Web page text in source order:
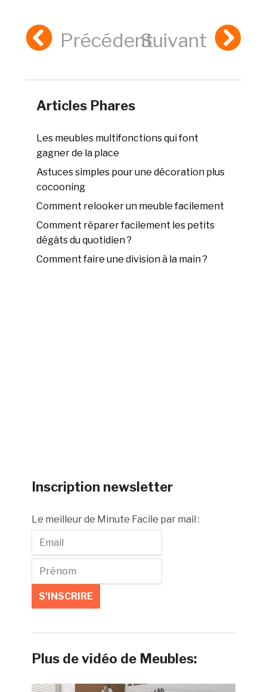
PrécédentSuivant
Articles Phares
Les meubles multifonctions qui font
gagner de la place
Astuces simples pour une décoration plus
cocooning
Comment relooker un meuble facilement
Comment réparer facilement les petits
dégâts du quotidien ?
Comment faire une division à la main ?
Inscription newsletter
Le meilleur de Minute Facile par mail :
Plus de vidéo de Meubles: